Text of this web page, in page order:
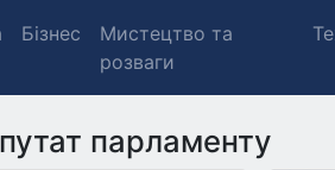
Бізнес
Мистецтво та
розваги
парламенту